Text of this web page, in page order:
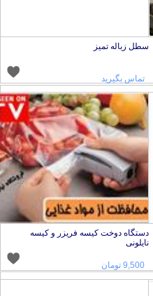
سطل زباله تمیز
تماس بگیرید
دستگاه دوخت کیسه فریزر و کیسه
نایلونی
9,500 تومان